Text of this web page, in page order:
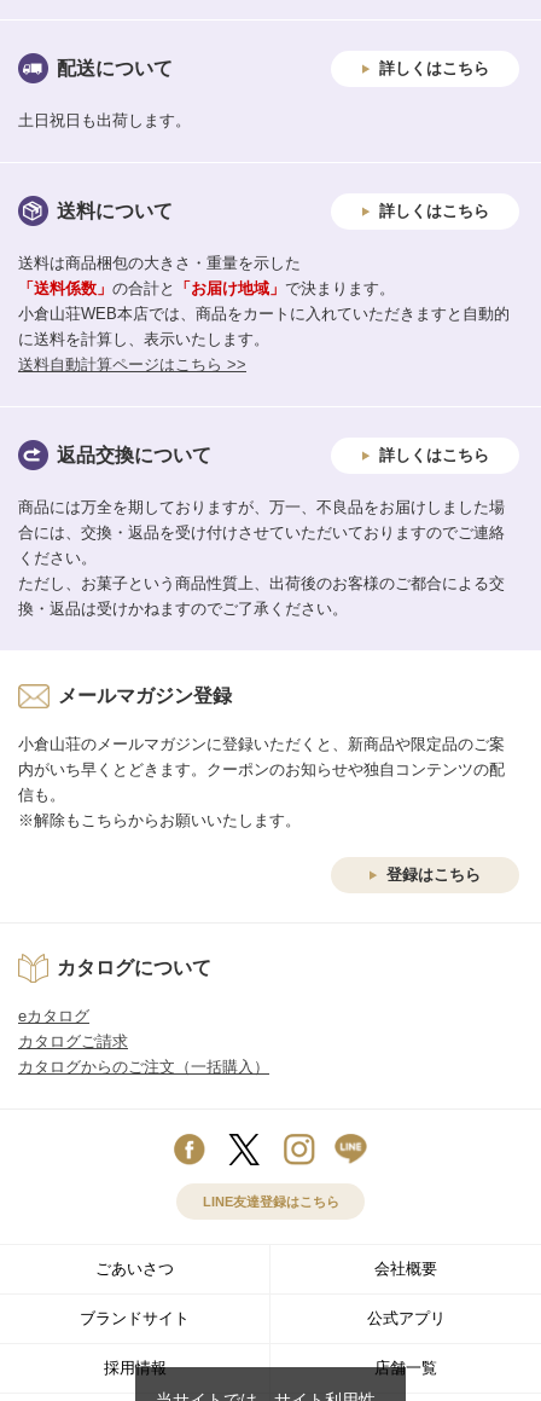
配送について 詳しくはこちら
土日祝日も出荷します。
送料について 詳しくはこちら
送料は商品梱包の大きさ・重量を示した
「送料係数」 の合計と 「お届け地域」 で決まります。
小倉山荘WEB本店では、商品をカートに入れていただきますと自動的
に送料を計算し、表示いたします。
送料自動計算ページはこちら >>
返品交換について 詳しくはこちら
商品には万全を期しておりますが、万一、不良品をお届けしました場
合には、交換・返品を受け付けさせていただいておりますのでご連絡
ください。
ただし、お菓子という商品性質上、出荷後のお客様のご都合による交
換・返品は受けかねますのでご了承ください。
メールマガジン登録
小倉山荘のメールマガジンに登録いただくと、新商品や限定品のご案
内がいち早くとどきます。クーポンのお知らせや独自コンテンツの配
信も。
※解除もこちらからお願いいたします。
登録はこちら
カタログについて
eカタログ
カタログご請求
カタログからのご注文（一括購入）
LINE友達登録はこちら
ごあいさつ 会社概要
ブランドサイト 公式アプリ
採用情報 店舗一覧